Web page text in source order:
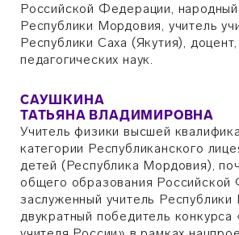
Российской Федерации, народный
Республики Мордовия, учитель
Республики Саха (Якутия),
педагогических наук.
САУШКИНА
ТАТЬЯНА ВЛАДИМИРОВНА
Учитель физики высшей
категории Республиканского
детей (Республика Мордовия),
общего образования Российской
заслуженный учитель
двукратный победитель конкурса